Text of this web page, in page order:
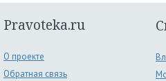
Pravoteka.ru
О проекте
Обратная связь